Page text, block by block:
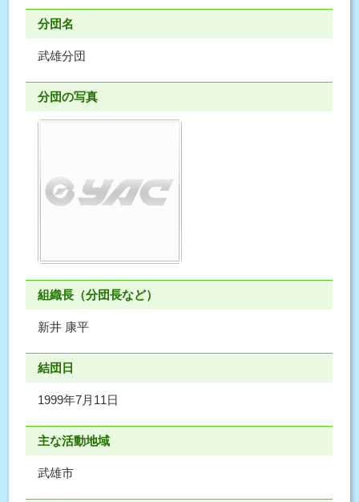
分団名
武雄分団
分団の写真
組織長（分団長など）
新井 康平
結団日
1999年7月11日
主な活動地域
武雄市